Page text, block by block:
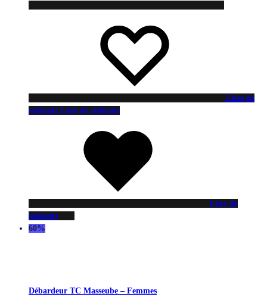
Liste de
souhaits Liste de souhaits
Liste de
souhaits
60%
Débardeur TC Masseube – Femmes